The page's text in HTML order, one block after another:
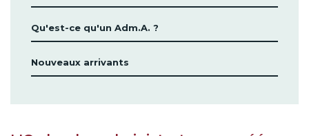
Qu'est-ce qu'un Adm.A. ?
Nouveaux arrivants